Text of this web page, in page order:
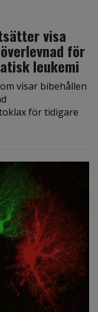
visa
för
leukemi
visar bibehållen
för tidigare